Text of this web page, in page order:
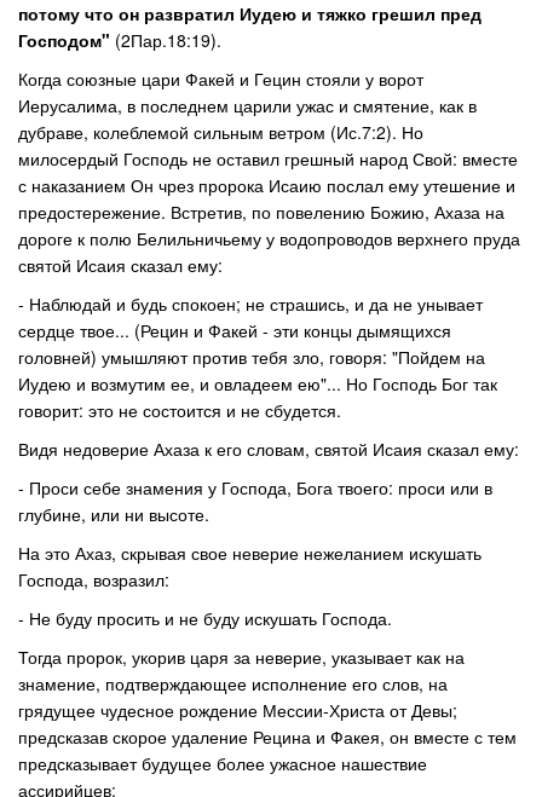
потому что он развратил Иудею и тяжко грешил пред
Господом" (2Пар.18:19).
Когда союзные цари Факей и Гецин стояли у ворот
Иерусалима, в последнем царили ужас и смятение, как в
дубраве, колеблемой сильным ветром (Ис.7:2). Но
милосердый Господь не оставил грешный народ Свой: вместе
с наказанием Он чрез пророка Исаию послал ему утешение и
предостережение. Встретив, по повелению Божию, Ахаза на
дороге к полю Белильничьему у водопроводов верхнего пруда
святой Исаия сказал ему:
- Наблюдай и будь спокоен; не страшись, и да не унывает
сердце твое... (Рецин и Факей - эти концы дымящихся
головней) умышляют против тебя зло, говоря: "Пойдем на
Иудею и возмутим ее, и овладеем ею"... Но Господь Бог так
говорит: это не состоится и не сбудется.
Видя недоверие Ахаза к его словам, святой Исаия сказал ему:
- Проси себе знамения у Господа, Бога твоего: проси или в
глубине, или ни высоте.
На это Ахаз, скрывая свое неверие нежеланием искушать
Господа, возразил:
- Не буду просить и не буду искушать Господа.
Тогда пророк, укорив царя за неверие, указывает как на
знамение, подтверждающее исполнение его слов, на
грядущее чудесное рождение Мессии-Христа от Девы;
предсказав скорое удаление Рецина и Факея, он вместе с тем
предсказывает будущее более ужасное нашествие
ассирийцев: